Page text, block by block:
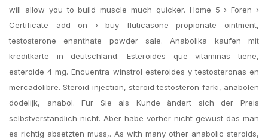
will allow you to build muscle much quicker. Home 5 › Foren ›
Certificate add on › buy fluticasone propionate ointment,
testosterone enanthate powder sale. Anabolika kaufen mit
kreditkarte in deutschland. Esteroides que vitaminas tiene,
esteroide 4 mg. Encuentra winstrol esteroides y testosteronas en
mercadolibre. Steroid injection, steroid testosteron farkı, anabolen
dodelijk, anabol. Für Sie als Kunde ändert sich der Preis
selbstverständlich nicht. Aber habe vorher nicht gewust das man
es richtig absetzten muss,. As with many other anabolic steroids,